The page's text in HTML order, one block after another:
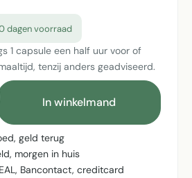
dagen voorraad
1 capsule een half uur voor of
tenzij anders geadviseerd.
Voer de
In winkelmand
geld terug
morgen in huis
Bancontact, creditcard